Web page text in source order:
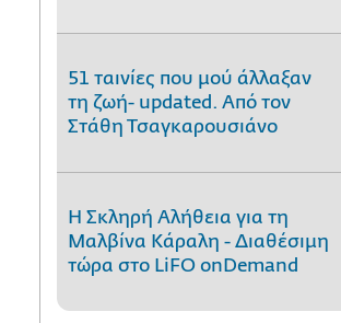
51 ταινίες που μού άλλαξαν
τη ζωή- updated. Aπό τον
Στάθη Τσαγκαρουσιάνο
Η Σκληρή Αλήθεια για τη
Μαλβίνα Κάραλη - Διαθέσιμη
τώρα στo LiFO onDemand